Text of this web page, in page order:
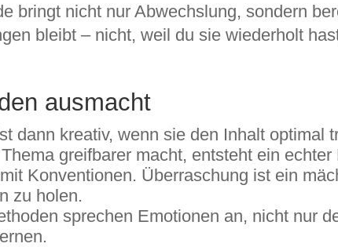
bringt nicht nur Abwechslung, sondern
bleibt – nicht, weil du sie wiederholt
ausmacht
dann kreativ, wenn sie den Inhalt optimal
greifbarer macht, entsteht ein echter
Konventionen. Überraschung ist ein
zu holen.
sprechen Emotionen an, nicht nur